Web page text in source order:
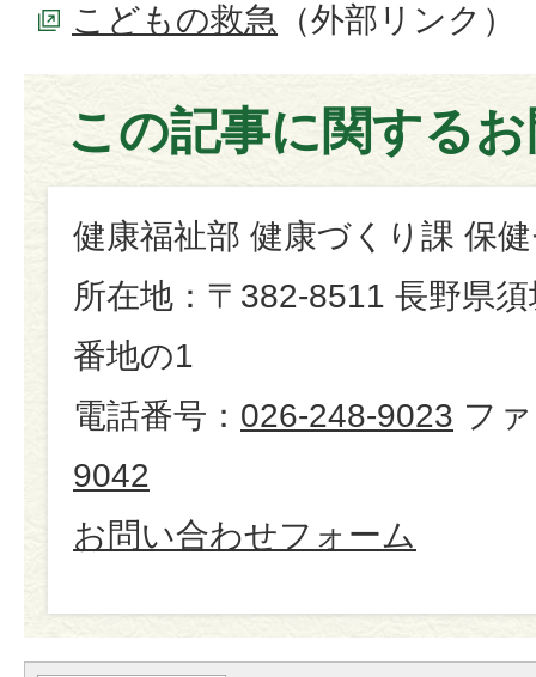
こどもの救急 （外部リンク）
この記事に関する
健康福祉部 健康づくり課 保
所在地：〒382-8511 長野県
番地の1
電話番号： 026-248-9023 フ
9042
お問い合わせフォーム